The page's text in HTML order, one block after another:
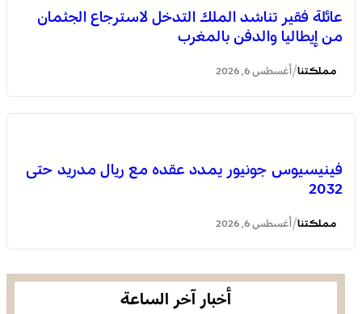
عائلة فقير تناشد الملك التدخل لاسترجاع الجثمان
من إيطاليا والدفن بالمغرب
مملكتنا/ أغسطس 6, 2026
فينيسيوس جونيور يمدد عقده مع ريال مدريد حتى
2032
مملكتنا/ أغسطس 6, 2026
أخبار آخر الساعة
يقظة أمنية وتنظيم محكم يواكبان افتتاح مهرجان الزربية
الثقافي